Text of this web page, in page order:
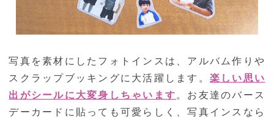
写真を素材にしたフォトインスは、アルバム作りや
スクラップブッキングに大活躍します。 楽しい思い
出がシールに大変身しちゃいます 。お友達のバース
デーカードに貼っても可愛らしく、写真インスなら